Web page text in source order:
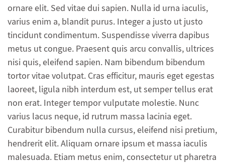
ornare elit. Sed vitae dui sapien. Nulla id urna iaculis,
varius enim a, blandit purus. Integer a justo ut justo
tincidunt condimentum. Suspendisse viverra dapibus
metus ut congue. Praesent quis arcu convallis, ultrices
nisi quis, eleifend sapien. Nam bibendum bibendum
tortor vitae volutpat. Cras efficitur, mauris eget egestas
laoreet, ligula nibh interdum est, ut semper tellus erat
non erat. Integer tempor vulputate molestie. Nunc
varius lacus neque, id rutrum massa lacinia eget.
Curabitur bibendum nulla cursus, eleifend nisi pretium,
hendrerit elit. Aliquam ornare ipsum et massa iaculis
malesuada. Etiam metus enim, consectetur ut pharetra